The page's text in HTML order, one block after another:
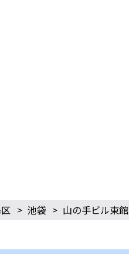
> 池袋 > 山の手ビル東館